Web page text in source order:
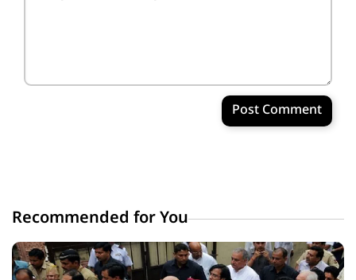
Post Comment
Recommended for You